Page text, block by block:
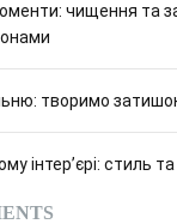
чищення та
творимо
інтер’єрі: стиль